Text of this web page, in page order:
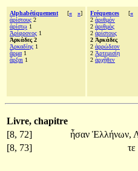
Alphabétiquement [« »]
ἀρίστους 2
ἀρίστῳ 1
Ἀρίφρονος 1
Ἀρκάδες 2
Ἀρκαδίης 1
ἅρμα 1
ἄρξαι 1
Fréquences [«
2 ἀριθμόν
2 ἀριθμὸς
2 ἀρίστους
2 Ἀρκάδες
2 ἀρρώδεον
2 Ἀρτεμισίῃ
2 ἀρχῆθεν
Livre, chapitre
[8, 72]
ἦσαν Ἑλλήνων,
[8, 73]
τε